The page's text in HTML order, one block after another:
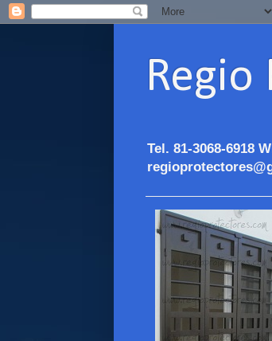
Regio
Tel. 81-3068-6918